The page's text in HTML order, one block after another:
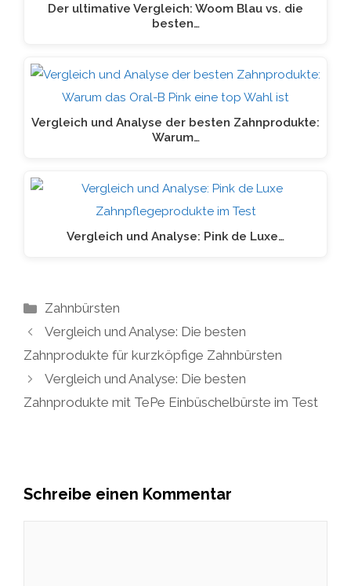
Der ultimative Vergleich: Woom Blau vs. die
besten…
Vergleich und Analyse der besten Zahnprodukte:
Warum…
Vergleich und Analyse: Pink de Luxe…
Kategorien
Zahnbürsten
Vergleich und Analyse: Die besten
Zahnprodukte für kurzköpfige Zahnbürsten
Vergleich und Analyse: Die besten
Zahnprodukte mit TePe Einbüschelbürste im Test
Schreibe einen Kommentar